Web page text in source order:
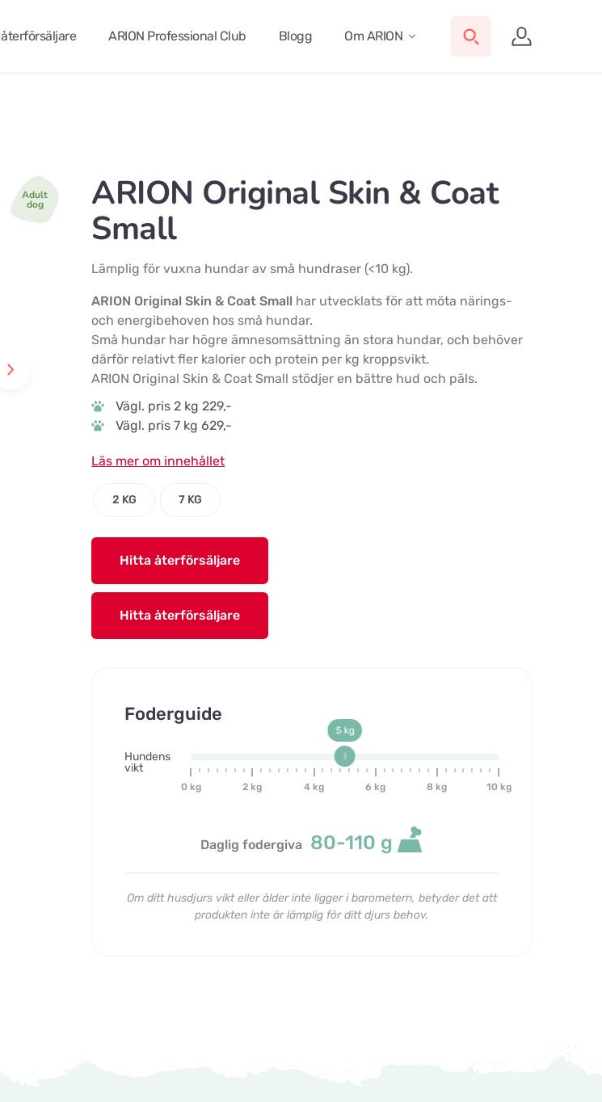
ARION Professional Club Blogg Om ARION
Adult
dog
ARION Original Skin & Coat
Small
Lämplig för vuxna hundar av små hundraser (<10 kg).
ARION Original Skin & Coat Small har utvecklats för att möta närings-
och energibehoven hos små hundar.
Små hundar har högre ämnesomsättning än stora hundar, och behöver
därför relativt fler kalorier och protein per kg kroppsvikt.
ARION Original Skin & Coat Small stödjer en bättre hud och päls.
Vägl. pris 2 kg 229,-
Vägl. pris 7 kg 629,-
Läs mer om innehållet
2 KG 7 KG
Hitta återförsäljare
Hitta återförsäljare
Foderguide
Hundens
vikt
5 kg
0 kg 2 kg 4 kg 6 kg 8 kg 10 kg
Daglig fodergiva 80-110 g
Om ditt husdjurs vikt eller ålder inte ligger i barometern, betyder det att
produkten inte är lämplig för ditt djurs behov.